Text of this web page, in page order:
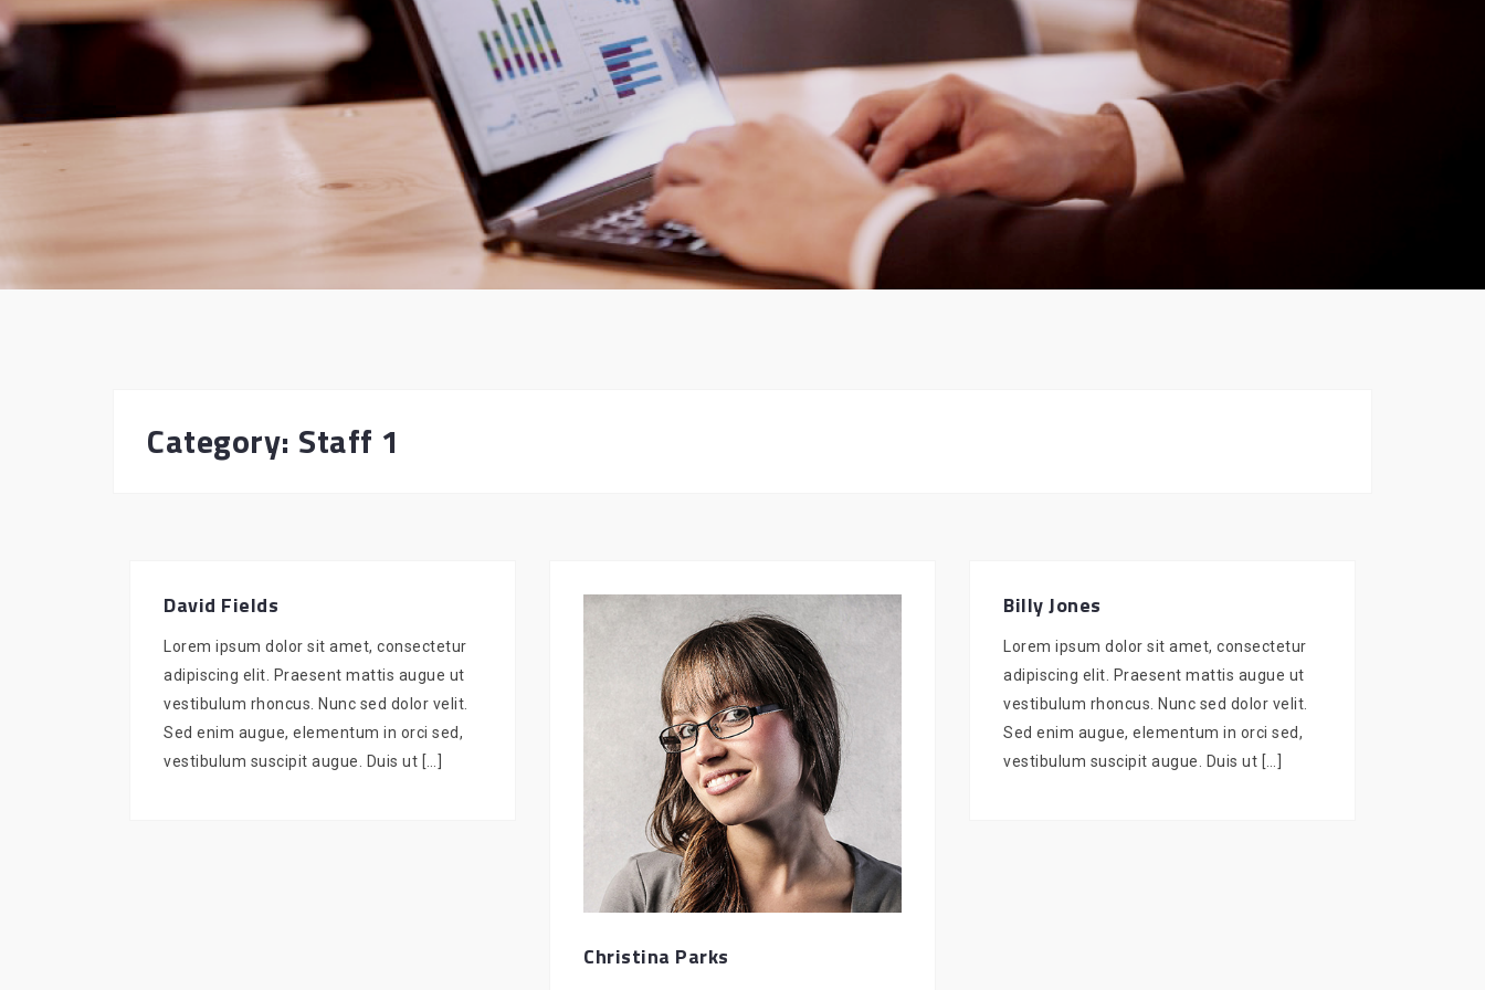
Category: Staff 1
David Fields
Lorem ipsum dolor sit amet, consectetur
adipiscing elit. Praesent mattis augue ut
vestibulum rhoncus. Nunc sed dolor velit.
Sed enim augue, elementum in orci sed,
vestibulum suscipit augue. Duis ut […]
Christina Parks
Billy Jones
Lorem ipsum dolor sit amet, consectetur
adipiscing elit. Praesent mattis augue ut
vestibulum rhoncus. Nunc sed dolor velit.
Sed enim augue, elementum in orci sed,
vestibulum suscipit augue. Duis ut […]